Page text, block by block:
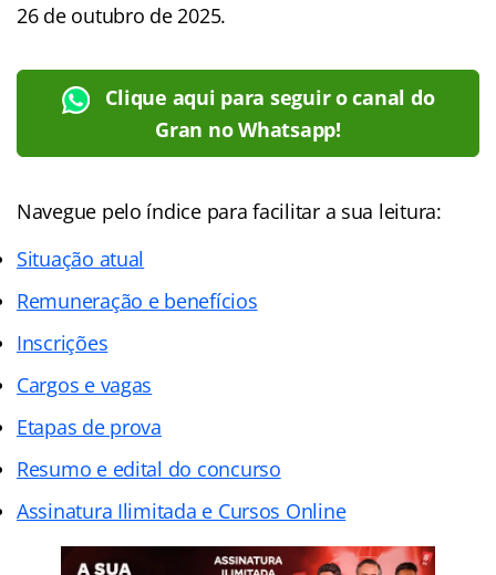
26 de outubro de 2025.
Clique aqui para seguir o canal do
Gran no Whatsapp!
Navegue pelo índice para facilitar a sua leitura:
Situação atual
Remuneração e benefícios
Inscrições
Cargos e vagas
Etapas de prova
Resumo e edital do concurso
Assinatura Ilimitada e Cursos Online